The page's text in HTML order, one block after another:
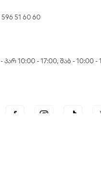
596 51 60 60
პარ 10:00 - 17:00, შაბ - 10:00 -